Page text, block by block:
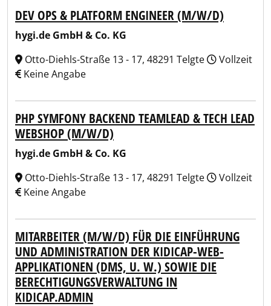
DEV OPS & PLATFORM ENGINEER (M/W/D)
hygi.de GmbH & Co. KG
Otto-Diehls-Straße 13 - 17, 48291 Telgte
Vollzeit
Keine Angabe
PHP SYMFONY BACKEND TEAMLEAD & TECH LEAD
WEBSHOP (M/W/D)
hygi.de GmbH & Co. KG
Otto-Diehls-Straße 13 - 17, 48291 Telgte
Vollzeit
Keine Angabe
MITARBEITER (M/W/D) FÜR DIE EINFÜHRUNG
UND ADMINISTRATION DER KIDICAP-WEB-
APPLIKATIONEN (DMS, U. W.) SOWIE DIE
BERECHTIGUNGSVERWALTUNG IN
KIDICAP.ADMIN